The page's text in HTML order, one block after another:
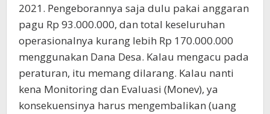
2021. Pengeborannya saja dulu pakai anggaran
pagu Rp 93.000.000, dan total keseluruhan
operasionalnya kurang lebih Rp 170.000.000
menggunakan Dana Desa. Kalau mengacu pada
peraturan, itu memang dilarang. Kalau nanti
kena Monitoring dan Evaluasi (Monev), ya
konsekuensinya harus mengembalikan (uang